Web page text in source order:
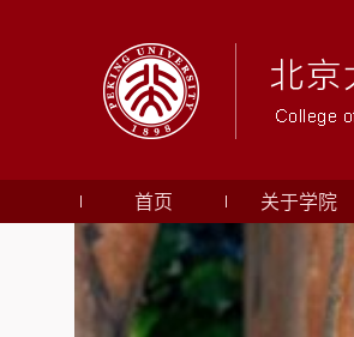
首页 关于学院